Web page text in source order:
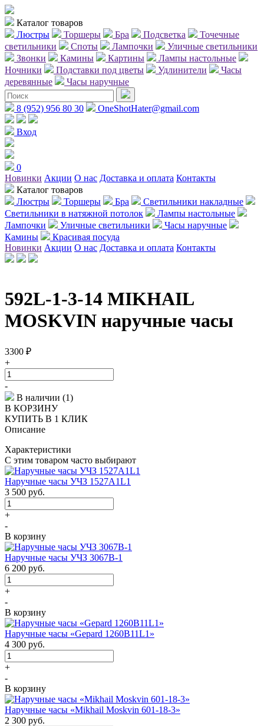
Каталог товаров
Люстры
Торшеры Бра Подсветка
Точечные
светильники
Споты Лампочки
Уличные светильники
Звонки
Камины Картины
Лампы настольные
Ночники
Подставки под цветы Удлинители
Часы
деревянные
Часы наручные
8 (952) 956 80 30 OneShotHater@gmail.com
Вход
0
Новинки Акции О нас Доставка и оплата Контакты
Каталог товаров
Люстры
Торшеры Бра
Светильники накладные
Светильники в натяжной потолок
Лампы настольные
Лампочки
Уличные светильники
Часы наручные
Камины
Красивая посуда
Новинки Акции О нас Доставка и оплата Контакты
592L-1-3-14 MIKHAIL
MOSKVIN наручные часы
3300 ₽
+
-
В наличии (1)
В КОРЗИНУ
КУПИТЬ В 1 КЛИК
Описание
Характеристики
С этим товаром часто выбирают
Наручные часы УЧЗ 1527A1L1
3 500 руб.
+
-
В корзину
Наручные часы УЧЗ 3067В-1
6 200 руб.
+
-
В корзину
Наручные часы «Gepard 1260B11L1»
4 300 руб.
+
-
В корзину
Наручные часы «Mikhail Moskvin 601-18-3»
2 300 руб.